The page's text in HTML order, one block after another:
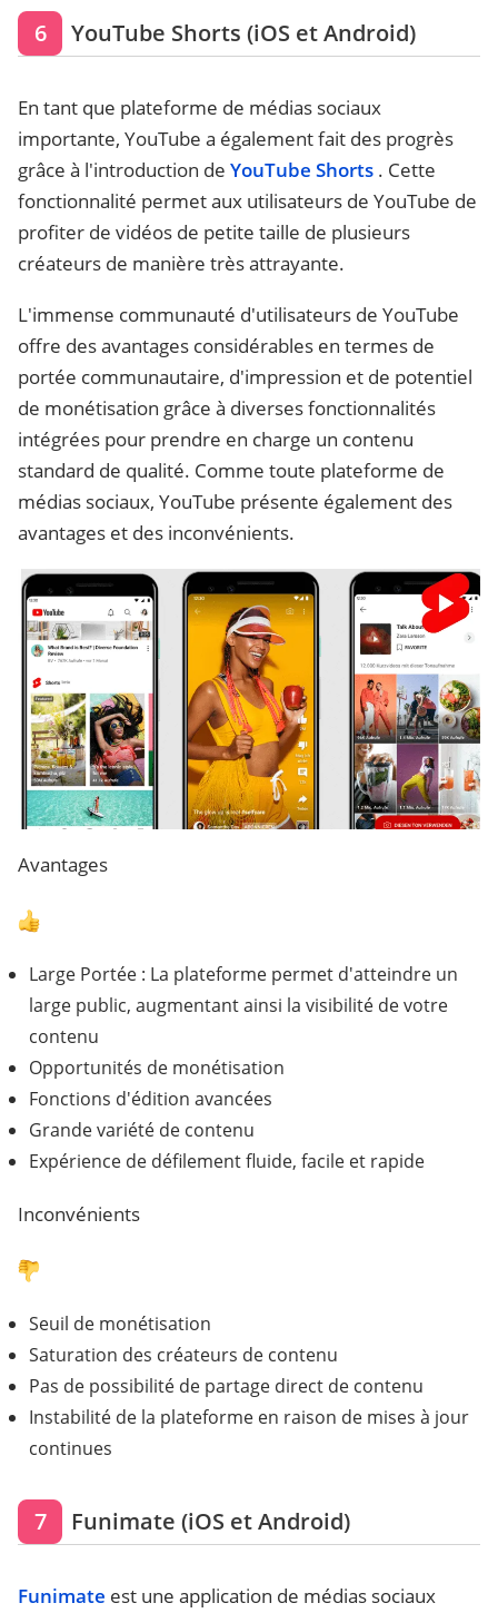
6 YouTube Shorts (iOS et Android)
En tant que plateforme de médias sociaux
importante, YouTube a également fait des progrès
grâce à l'introduction de YouTube Shorts . Cette
fonctionnalité permet aux utilisateurs de YouTube de
profiter de vidéos de petite taille de plusieurs
créateurs de manière très attrayante.
L'immense communauté d'utilisateurs de YouTube
offre des avantages considérables en termes de
portée communautaire, d'impression et de potentiel
de monétisation grâce à diverses fonctionnalités
intégrées pour prendre en charge un contenu
standard de qualité. Comme toute plateforme de
médias sociaux, YouTube présente également des
avantages et des inconvénients.
Avantages
Large Portée : La plateforme permet d'atteindre un
large public, augmentant ainsi la visibilité de votre
contenu
Opportunités de monétisation
Fonctions d'édition avancées
Grande variété de contenu
Expérience de défilement fluide, facile et rapide
Inconvénients
Seuil de monétisation
Saturation des créateurs de contenu
Pas de possibilité de partage direct de contenu
Instabilité de la plateforme en raison de mises à jour
continues
7 Funimate (iOS et Android)
Funimate est une application de médias sociaux